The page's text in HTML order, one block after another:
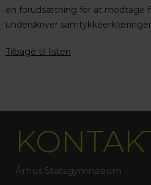
en forudsætning for at modtage
underskriver
Tilbage til listen
Århus Statsgymnasium